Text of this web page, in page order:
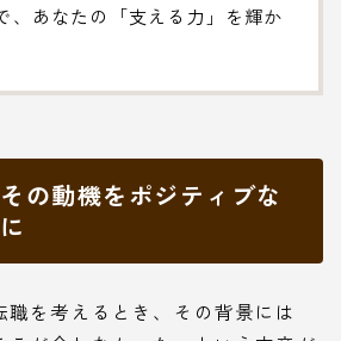
、あなたの「支える力」を輝か
の動機をポジティブな
を考えるとき、その背景には